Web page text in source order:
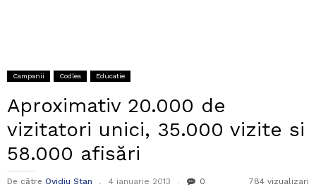
Campanii Codlea Educatie
Aproximativ 20.000 de
vizitatori unici, 35.000 vizite si
58.000 afisări
De către Ovidiu Stan 4 ianuarie 2013 0 784 vizualizari